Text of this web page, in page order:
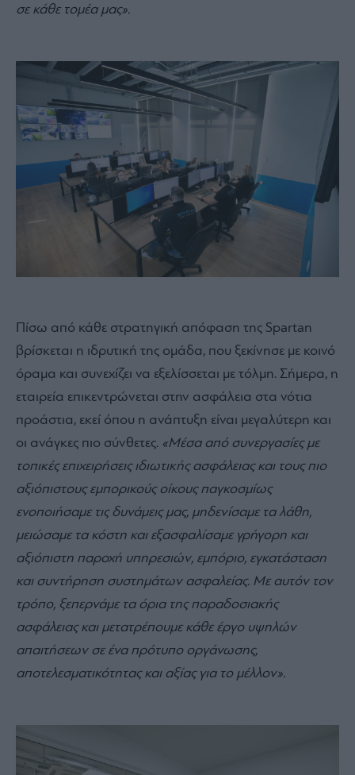
σε κάθε τομέα μας».
Πίσω από κάθε στρατηγική απόφαση της Spartan
βρίσκεται η ιδρυτική της ομάδα, που ξεκίνησε με κοινό
όραμα και συνεχίζει να εξελίσσεται με τόλμη. Σήμερα, η
εταιρεία επικεντρώνεται στην ασφάλεια στα νότια
προάστια, εκεί όπου η ανάπτυξη είναι μεγαλύτερη και
οι ανάγκες πιο σύνθετες. «Μέσα από συνεργασίες με
τοπικές επιχειρήσεις ιδιωτικής ασφάλειας και τους πιο
αξιόπιστους εμπορικούς οίκους παγκοσμίως
ενοποιήσαμε τις δυνάμεις μας, μηδενίσαμε τα λάθη,
μειώσαμε τα κόστη και εξασφαλίσαμε γρήγορη και
αξιόπιστη παροχή υπηρεσιών, εμπόριο, εγκατάσταση
και συντήρηση συστημάτων ασφαλείας. Με αυτόν τον
τρόπο, ξεπερνάμε τα όρια της παραδοσιακής
ασφάλειας και μετατρέπουμε κάθε έργο υψηλών
απαιτήσεων σε ένα πρότυπο οργάνωσης,
αποτελεσματικότητας και αξίας για το μέλλον».